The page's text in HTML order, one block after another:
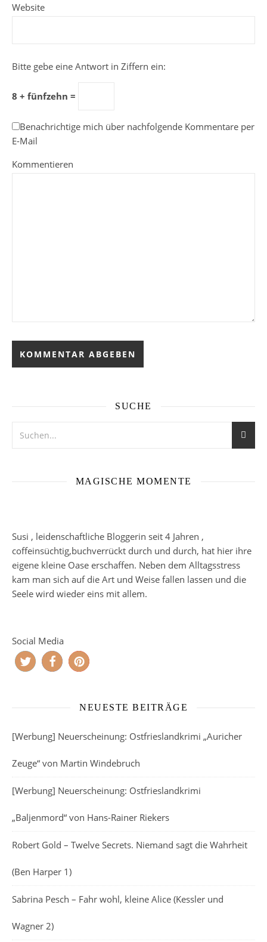
Website
Bitte gebe eine Antwort in Ziffern ein:
8 + fünfzehn =
Benachrichtige mich über nachfolgende Kommentare per
E-Mail
Kommentieren
SUCHE
MAGISCHE MOMENTE
Susi , leidenschaftliche Bloggerin seit 4 Jahren ,
coffeinsüchtig,buchverrückt durch und durch, hat hier ihre
eigene kleine Oase erschaffen. Neben dem Alltagsstress
kam man sich auf die Art und Weise fallen lassen und die
Seele wird wieder eins mit allem.
Social Media
NEUESTE BEITRÄGE
[Werbung] Neuerscheinung: Ostfrieslandkrimi „Auricher
Zeuge“ von Martin Windebruch
[Werbung] Neuerscheinung: Ostfrieslandkrimi
„Baljenmord“ von Hans-Rainer Riekers
Robert Gold – Twelve Secrets. Niemand sagt die Wahrheit
(Ben Harper 1)
Sabrina Pesch – Fahr wohl, kleine Alice (Kessler und
Wagner 2)